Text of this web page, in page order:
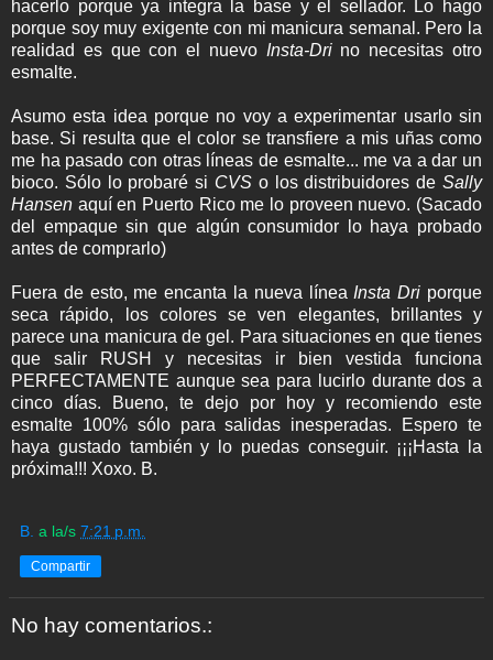
hacerlo porque ya integra la base y el sellador. Lo hago
porque soy muy exigente con mi manicura semanal. Pero la
realidad es que con el nuevo Insta-Drino necesitas otro
esmalte.
Asumo esta idea porque no voy a experimentar usarlo sin
base. Si resulta que el color se transfiere a mis uñas como
me ha pasado con otras líneas de esmalte... me va a dar un
bioco. Sólo lo probaré si CVS o los distribuidores de Sally
Hansen aquí en Puerto Rico me lo proveen nuevo. (Sacado
del empaque sin que algún consumidor lo haya probado
antes de comprarlo)
Fuera de esto, me encanta la nueva línea Insta Dri porque
seca rápido, los colores se ven elegantes, brillantes y
parece una manicura de gel. Para situaciones en que tienes
que salir RUSH y necesitas ir bien vestida funciona
PERFECTAMENTE aunque sea para lucirlo durante dos a
cinco días. Bueno, te dejo por hoy y recomiendo este
esmalte 100% sólo para salidas inesperadas. Espero te
haya gustado también y lo puedas conseguir. ¡¡¡Hasta la
próxima!!! Xoxo. B.
B. a la/s 7:21 p.m.
Compartir
No hay comentarios.: